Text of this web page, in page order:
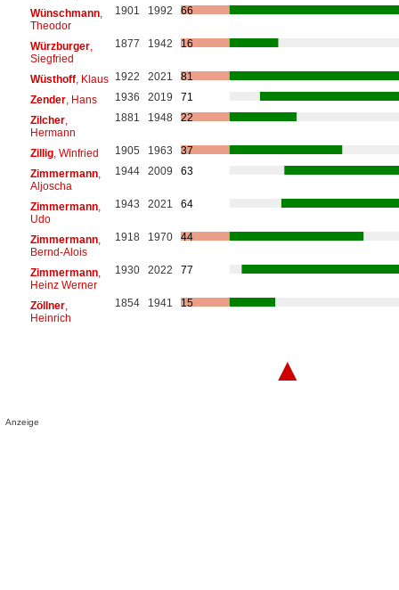
Wünschmann,
Theodor
1901 1992 66
Würzburger,
Siegfried
1877 1942 16
Wüsthoff, Klaus 1922 2021
81
Zender, Hans 1936 2019
71
Zilcher,
Hermann
1881 1948 22
Zillig, Winfried 1905 1963
37
Zimmermann,
Aljoscha
1944 2009 63
Zimmermann,
Udo
1943 2021 64
Zimmermann,
Bernd-Alois
1918 1970 44
Zimmermann,
Heinz Werner
1930 2022 77
Zöllner,
Heinrich
1854 1941 15
▲
Anzeige